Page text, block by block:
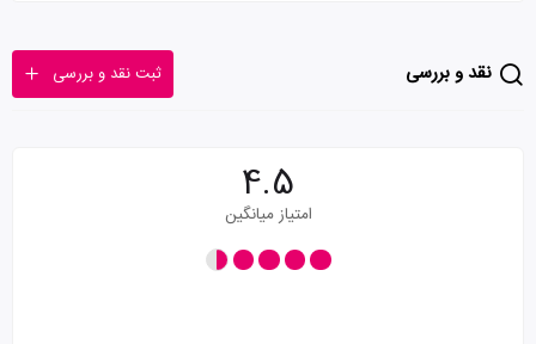
نقد و بررسی ثبت نقد و بررسی
4.5
امتیاز میانگین